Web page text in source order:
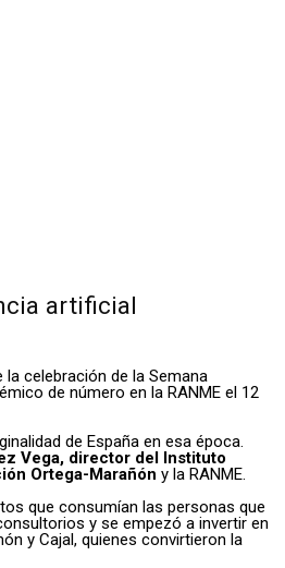
artificial
celebración de la Semana
de número en la RANME el 12
de España en esa época.
Vega, director del Instituto
Ortega-Marañón y la RANME.
que consumían las personas que
y se empezó a invertir en
y Cajal, quienes convirtieron la